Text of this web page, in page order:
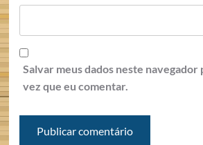
Salvar meus dados neste navegador
vez que eu comentar.